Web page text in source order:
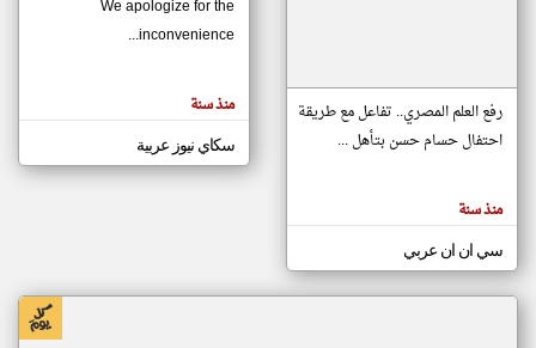
مصادر الأخبار من موريتانيا
اخبار موريتانيا على مدار الساعة
أهم اخبار موريتانيا العاجلة والمباشرة
المقالات
الموجوده
هنا عن
رفع العلم المصري.. تفاعل مع طريقة
احتفال حسام حسن بتأهل ...
منذ سنة
سي ان ان عربي
We apologize for the
inconvenience...
منذ سنة
سكاي نيوز عربية
klyoum.com